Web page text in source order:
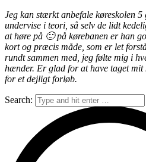
Jeg kan stærkt anbefale køreskolen
undervise i teori, så selv de lidt
at høre på 🙂 på kørebanen er han
kort og præcis måde, som er let
rundt sammen med, jeg følte mig i
hænder. Er glad for at have taget
for et dejligt forløb.
Search: